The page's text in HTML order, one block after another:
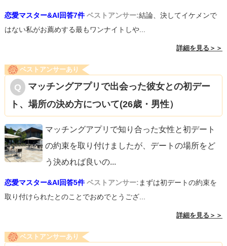
恋愛マスター&AI回答7件 ベストアンサー:結論、決してイケメンで
はない私がお薦めする最もワンナイトしや...
詳細を見る＞＞
ベストアンサーあり
マッチングアプリで出会った彼女との初デー
ト、場所の決め方について(26歳・男性）
マッチングアプリで知り合った女性と初デート
の約束を取り付けましたが、デートの場所をど
う決めれば良いの...
恋愛マスター&AI回答5件 ベストアンサー:まずは初デートの約束を
取り付けられたとのことでおめでとうござ...
詳細を見る＞＞
ベストアンサーあり